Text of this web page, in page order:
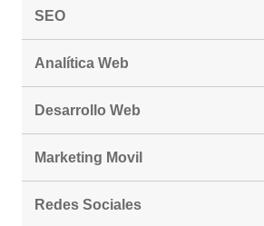
SEO
Analítica Web
Desarrollo Web
Marketing Movil
Redes Sociales